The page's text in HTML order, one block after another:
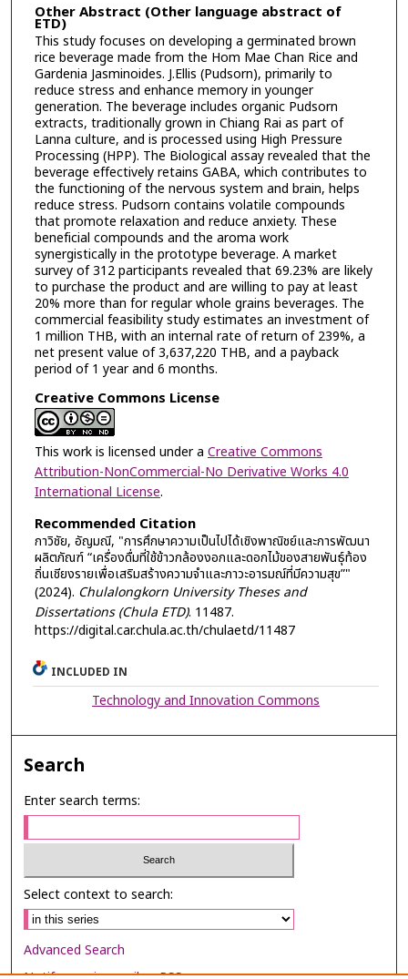
Other Abstract (Other language abstract of
ETD)
This study focuses on developing a germinated brown
rice beverage made from the Hom Mae Chan Rice and
Gardenia Jasminoides. J.Ellis (Pudsorn), primarily to
reduce stress and enhance memory in younger
generation. The beverage includes organic Pudsorn
extracts, traditionally grown in Chiang Rai as part of
Lanna culture, and is processed using High Pressure
Processing (HPP). The Biological assay revealed that the
beverage effectively retains GABA, which contributes to
the functioning of the nervous system and brain, helps
reduce stress. Pudsorn contains volatile compounds
that promote relaxation and reduce anxiety. These
beneficial compounds and the aroma work
synergistically in the prototype beverage. A market
survey of 312 participants revealed that 69.23% are likely
to purchase the product and are willing to pay at least
20% more than for regular whole grains beverages. The
commercial feasibility study estimates an investment of
1 million THB, with an internal rate of return of 239%, a
net present value of 3,637,220 THB, and a payback
period of 1 year and 6 months.
Creative Commons License
This work is licensed under a Creative Commons
Attribution-NonCommercial-No Derivative Works 4.0
International License.
Recommended Citation
กาวิชัย, อัญมณี, "การศึกษาความเป็นไปได้เชิงพาณิชย์และการพัฒนา
ผลิตภัณฑ์ “เครื่องดื่มที่ใช้ข้าวกล้องงอกและดอกไม้ของสายพันธุ์ท้อง
ถิ่นเชียงรายเพื่อเสริมสร้างความจำและภาวะอารมณ์ที่มีความสุข”"
(2024). Chulalongkorn University Theses and
Dissertations (Chula ETD). 11487.
https://digital.car.chula.ac.th/chulaetd/11487
INCLUDED IN
Technology and Innovation Commons
Search
Enter search terms:
Select context to search:
Advanced Search